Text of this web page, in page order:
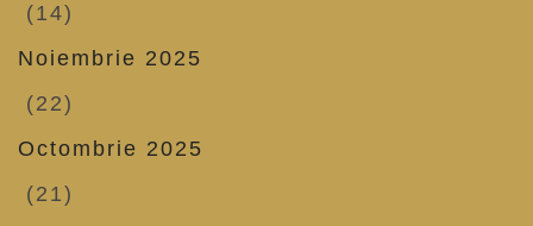
(14)
Noiembrie 2025
(22)
Octombrie 2025
(21)